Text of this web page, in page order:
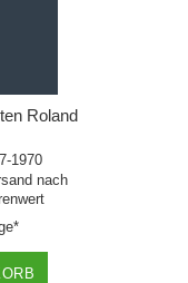
Roland
1970
nach